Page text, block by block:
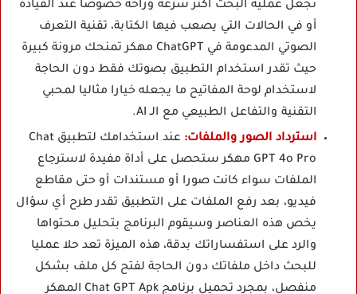
تجعل عملية البحث أكثر سرعة وراحة خصوصا عند القيادة
أو في الحالات التي يصعب فيها الكتابة، تقنية التعرف
الصوتي المدعومة في ChatGPT مهكر تمنحك مرونة كبيرة
حيث تقدر استخدام التطبيق بصوتك فقط دون الحاجة
لاستخدام لوحة المفاتيح ما يجعله خيارا مثاليا لمحبي
التقنية والتفاعل الطبيعي مع الـ AI.
استرداد الصور والملفات:
عند استخدامك لتطبيق Chat
GPT 4o Pro مهكر ستحصل على أداة مفيدة لاسترجاع
الملفات سواء كانت صورا أو مستندات أو حتى مقاطع
فيديو، بعد رفع الملفات على التطبيق تقدر طرح أي سؤال
يخص هذه العناصر وسيقوم البرنامج بتحليل محتواها
والرد على استفساراتك بدقة، هذه الميزة تعد حلا عمليا
للبحث داخل ملفاتك دون الحاجة لفتح كل ملف بشكل
منفصل، بمجرد تحميل برنامج Chat GPT Apk المهكر